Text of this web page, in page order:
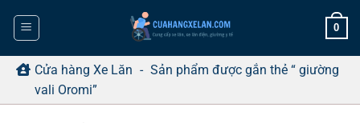
dung
0
Cửa hàng Xe Lăn - Sản phẩm được gắn thẻ “ giường
vali Oromi”